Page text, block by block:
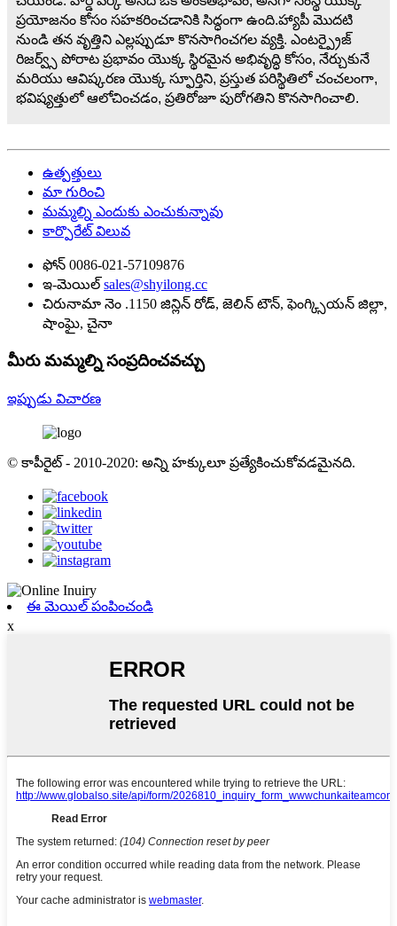
ప్రయోజనం కోసం సహకరించడానికి సిద్ధంగా ఉంది.హ్యాపీ మొదటి
నుండి తన వృత్తిని ఎల్లప్పుడూ కొనసాగించగల వ్యక్తి. ఎంటర్ప్రైజ్
రిజర్వ్స్ పోరాట ప్రభావం యొక్క స్థిరమైన అభివృద్ధి కోసం, నేర్చుకునే
మరియు ఆవిష్కరణ యొక్క స్ఫూర్తిని, ప్రస్తుత పరిస్థితిలో చంచలంగా,
భవిష్యత్తులో ఆలోచించడం, ప్రతిరోజూ పురోగతిని కొనసాగించాలి.
ఉత్పత్తులు
మా గురించి
మమ్మల్ని ఎందుకు ఎంచుకున్నావు
కార్పొరేట్ విలువ
ఫోన్ 0086-021-57109876
ఇ-మెయిల్ sales@shyilong.cc
చిరునామా నెం .1150 జిన్లిన్ రోడ్, జెలిన్ టౌన్, ఫెంగ్క్సియన్ జిల్లా,
షాంఘై, చైనా
మీరు మమ్మల్ని సంప్రదించవచ్చు
ఇప్పుడు విచారణ
© కాపీరైట్ - 2010-2020: అన్ని హక్కులూ ప్రత్యేకించుకోవడమైనది.
ఈ మెయిల్ పంపించండి
x